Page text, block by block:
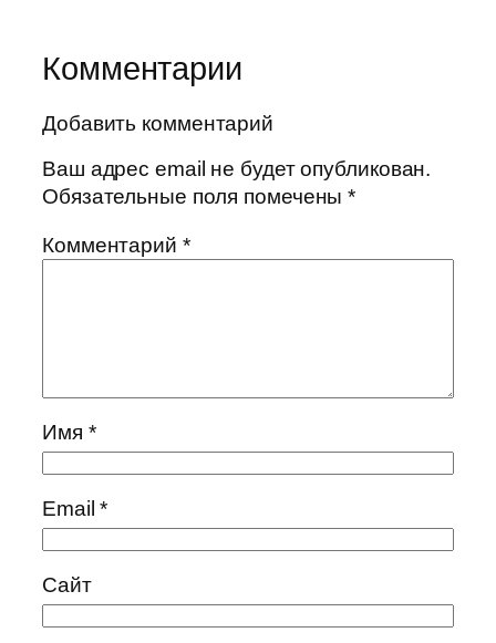
Комментарии
Добавить комментарий
Ваш адрес email не будет опубликован.
Обязательные поля помечены*
Комментарий *
Имя *
Email*
Сайт